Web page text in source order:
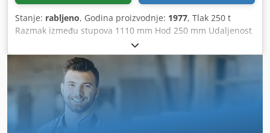
Stanje: rabljeno, Godina proizvodnje: 1977, Tlak 250 t
Razmak između stupova 1110 mm Hod 250 mm Udaljenost
stol/klizač, veliki hod gore, podešavanje gore 500 mm
Površina stola 1100 x 900 mm Visina stola iznad poda 950
mm Bočni prolaz stupa 690 mm Cedpfezrpthex Al Ijrf
Površina klizača 1100 x 900 mm Kapacitet ulja 730 l
Pogonska snaga 56,0 kW Dimenzije (ŠxDxV) 2,3 x 1,55 x 3,96
m S uljnohidrauličkim pogonom, upravljanje ovisno o
pritisku/vremenu i putu, prigušenje reznog udarca,